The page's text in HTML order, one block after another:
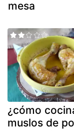
mesa
¿cómo
muslos de